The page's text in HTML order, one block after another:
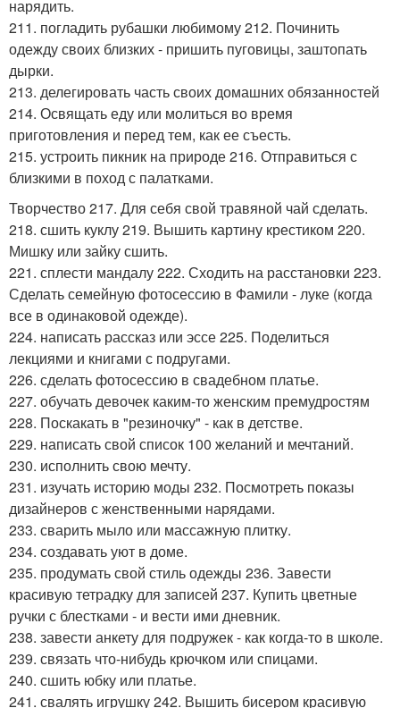
нарядить.
211. погладить рубашки любимому 212. Починить
одежду своих близких - пришить пуговицы, заштопать
дырки.
213. делегировать часть своих домашних обязанностей
214. Освящать еду или молиться во время
приготовления и перед тем, как ее съесть.
215. устроить пикник на природе 216. Отправиться с
близкими в поход с палатками.
Творчество 217. Для себя свой травяной чай сделать.
218. сшить куклу 219. Вышить картину крестиком 220.
Мишку или зайку сшить.
221. сплести мандалу 222. Сходить на расстановки 223.
Сделать семейную фотосессию в Фамили - луке (когда
все в одинаковой одежде).
224. написать рассказ или эссе 225. Поделиться
лекциями и книгами с подругами.
226. сделать фотосессию в свадебном платье.
227. обучать девочек каким-то женским премудростям
228. Поскакать в "резиночку" - как в детстве.
229. написать свой список 100 желаний и мечтаний.
230. исполнить свою мечту.
231. изучать историю моды 232. Посмотреть показы
дизайнеров с женственными нарядами.
233. сварить мыло или массажную плитку.
234. создавать уют в доме.
235. продумать свой стиль одежды 236. Завести
красивую тетрадку для записей 237. Купить цветные
ручки с блестками - и вести ими дневник.
238. завести анкету для подружек - как когда-то в школе.
239. связать что-нибудь крючком или спицами.
240. сшить юбку или платье.
241. свалять игрушку 242. Вышить бисером красивую